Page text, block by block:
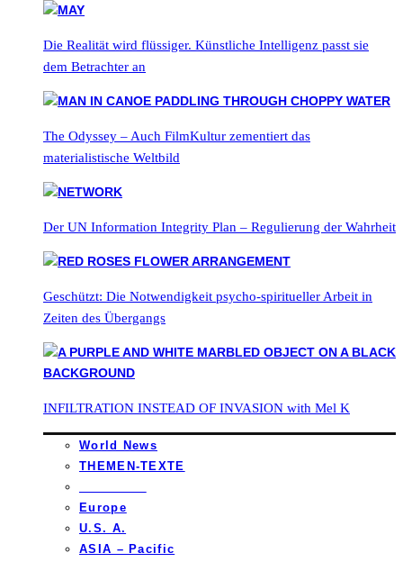
Die Realität wird flüssiger. Künstliche Intelligenz passt sie
dem Betrachter an
The Odyssey – Auch FilmKultur zementiert das
materialistische Weltbild
Der UN Information Integrity Plan – Regulierung der Wahrheit
Geschützt: Die Notwendigkeit psycho-spiritueller Arbeit in
Zeiten des Übergangs
INFILTRATION INSTEAD OF INVASION with Mel K
World News
THEMEN-TEXTE
Europe
U.S. A.
ASIA – Pacific